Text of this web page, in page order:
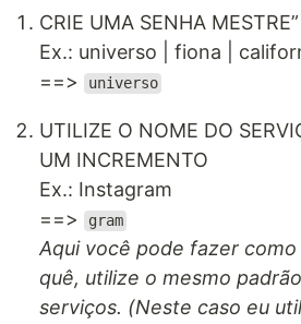
CRIE UMA SENHA MESTRE”
Ex.: universo | fiona |
==>
universo
UTILIZE O NOME DO
UM INCREMENTO
Ex.: Instagram
==>
gram
Aqui você pode fazer
quê, utilize o mesmo
serviços. (Neste caso eu